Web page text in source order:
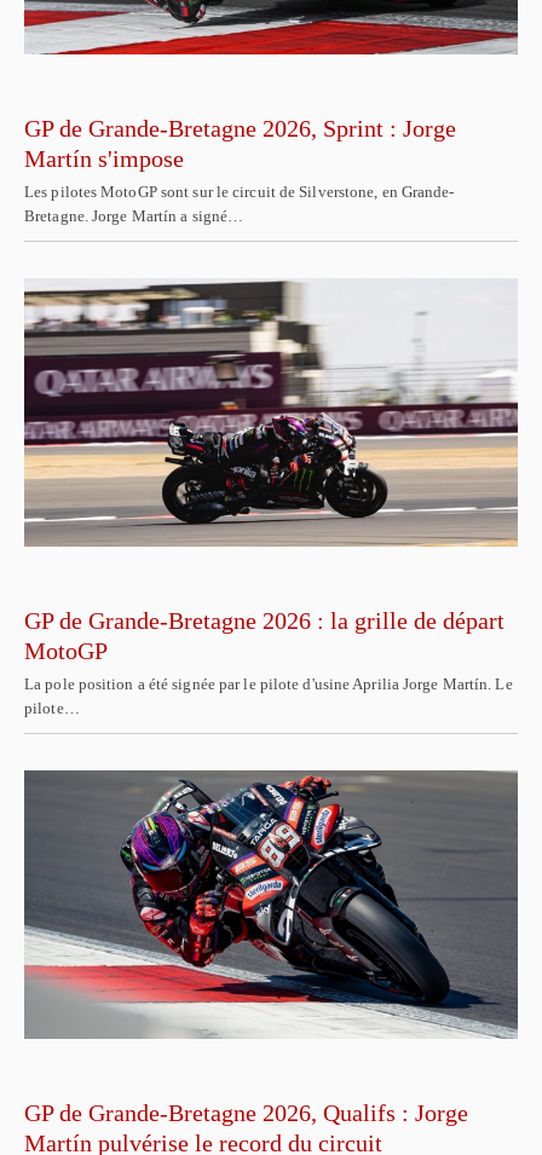
GP de Grande-Bretagne 2026, Sprint : Jorge
Martín s'impose
Les pilotes MotoGP sont sur le circuit de Silverstone, en Grande-
Bretagne. Jorge Martín a signé…
GP de Grande-Bretagne 2026 : la grille de départ
MotoGP
La pole position a été signée par le pilote d'usine Aprilia Jorge Martín. Le
pilote…
GP de Grande-Bretagne 2026, Qualifs : Jorge
Martín pulvérise le record du circuit